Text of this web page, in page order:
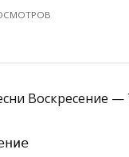
Воскресение